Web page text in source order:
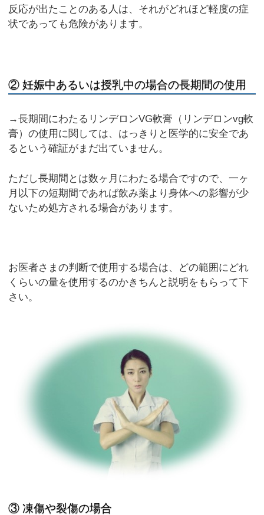
反応が出たことのある人は、それがどれほど軽度の症
状であっても危険があります。
② 妊娠中あるいは授乳中の場合の長期間の使用
→長期間にわたるリンデロンVG軟膏（リンデロンvg軟
膏）の使用に関しては、はっきりと医学的に安全であ
るという確証がまだ出ていません。
ただし長期間とは数ヶ月にわたる場合ですので、一ヶ
月以下の短期間であれば飲み薬より身体への影響が少
ないため処方される場合があります。
お医者さまの判断で使用する場合は、どの範囲にどれ
くらいの量を使用するのかきちんと説明をもらって下
さい。
③ 凍傷や裂傷の場合